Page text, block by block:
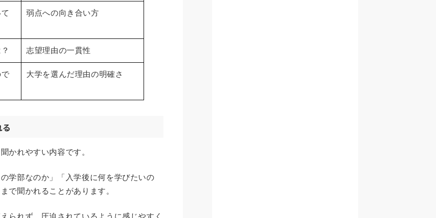
弱点への向き合い方
志望理由の一貫性
大学を選んだ理由の明確さ
かれやすい内容です。
学部なのか」「入学後に何を学びたいの
で聞かれることがあります。
られず、圧迫されているように感じやすく